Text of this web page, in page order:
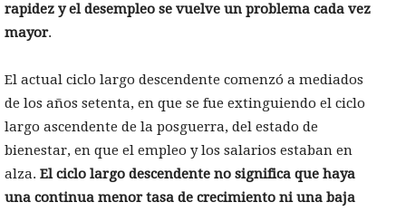
rapidez y el desempleo se vuelve un problema cada vez
mayor.
El actual ciclo largo descendente comenzó a mediados
de los años setenta, en que se fue extinguiendo el ciclo
largo ascendente de la posguerra, del estado de
bienestar, en que el empleo y los salarios estaban en
alza. El ciclo largo descendente no significa que haya
una continua menor tasa de crecimiento ni una baja